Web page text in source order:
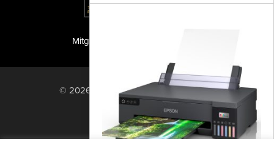
Mitglied der TIPA
© 2026 PF Publishing GmbH. All rights
reserved.
Nach oben